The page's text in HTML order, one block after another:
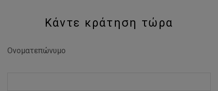
Κάντε κράτηση τώρα
Ονοματεπώνυμο